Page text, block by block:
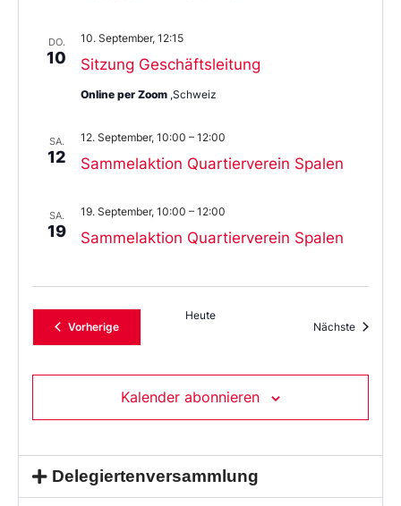
DO.
10 Sitzung Geschäftsleitung
10. September, 12:15
Online per Zoom ,Schweiz
SA.
12 Sammelaktion Quartierverein Spalen
12. September, 10:00 – 12:00
SA.
19 Sammelaktion Quartierverein Spalen
19. September, 10:00 – 12:00
VorherigeVeranstaltungen
Heute
Nächste
Kalender abonnieren
Delegiertenversammlung